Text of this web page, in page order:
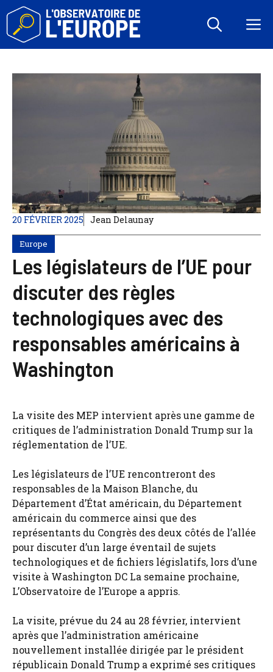
Aller
contenu
20 FÉVRIER 2025 Jean Delaunay
Europe
Les législateurs de l’UE pour
discuter des règles
technologiques avec des
responsables américains à
Washington
La visite des MEP intervient après une gamme de
critiques de l’administration Donald Trump sur la
réglementation de l’UE.
Les législateurs de l’UE rencontreront des
responsables de la Maison Blanche, du
Département d’État américain, du Département
américain du commerce ainsi que des
représentants du Congrès des deux côtés de l’allée
pour discuter d’un large éventail de sujets
technologiques et de fichiers législatifs, lors d’une
visite à Washington DC La semaine prochaine,
L’Observatoire de l’Europe a appris.
La visite, prévue du 24 au 28 février, intervient
après que l’administration américaine
nouvellement installée dirigée par le président
républicain Donald Trump a exprimé ses critiques